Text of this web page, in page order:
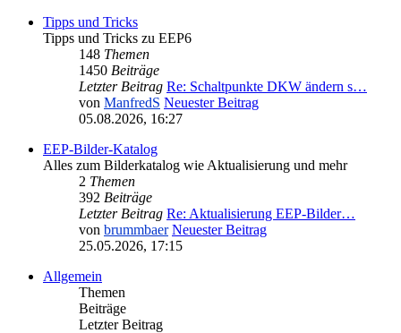
Tipps und Tricks
Tipps und Tricks zu EEP6
148 Themen
1450 Beiträge
Letzter Beitrag Re: Schaltpunkte DKW ändern s…
von ManfredS Neuester Beitrag
05.08.2026, 16:27
EEP-Bilder-Katalog
Alles zum Bilderkatalog wie Aktualisierung und mehr
2 Themen
392 Beiträge
Letzter Beitrag Re: Aktualisierung EEP-Bilder…
von brummbaer Neuester Beitrag
25.05.2026, 17:15
Allgemein
Themen
Beiträge
Letzter Beitrag